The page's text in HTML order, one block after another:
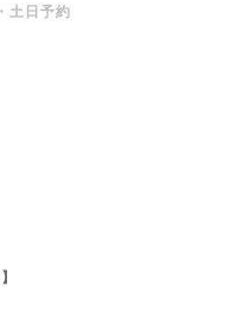
土日予約